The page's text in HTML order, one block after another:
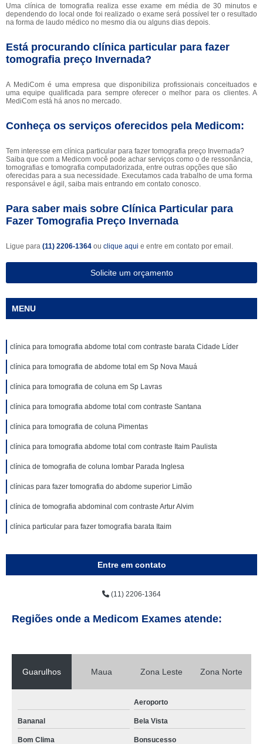
Uma clínica de tomografia realiza esse exame em média de 30 minutos e
dependendo do local onde foi realizado o exame será possível ter o resultado
na forma de laudo médico no mesmo dia ou alguns dias depois.
Está procurando clínica particular para fazer
tomografia preço Invernada?
A MediCom é uma empresa que disponibiliza profissionais conceituados e
uma equipe qualificada para sempre oferecer o melhor para os clientes. A
MediCom está há anos no mercado.
Conheça os serviços oferecidos pela Medicom:
Tem interesse em clínica particular para fazer tomografia preço Invernada?
Saiba que com a Medicom você pode achar serviços como o de ressonância,
tomografias e tomografia computadorizada, entre outras opções que são
oferecidas para a sua necessidade. Executamos cada trabalho de uma forma
responsável e ágil, saiba mais entrando em contato conosco.
Para saber mais sobre Clínica Particular para
Fazer Tomografia Preço Invernada
Ligue para (11) 2206-1364 ou clique aqui e entre em contato por email.
Solicite um orçamento
MENU
clínica para tomografia abdome total com contraste barata Cidade Líder
clínica para tomografia de abdome total em Sp Nova Mauá
clínica para tomografia de coluna em Sp Lavras
clínica para tomografia abdome total com contraste Santana
clínica para tomografia de coluna Pimentas
clínica para tomografia abdome total com contraste Itaim Paulista
clínica de tomografia de coluna lombar Parada Inglesa
clínicas para fazer tomografia do abdome superior Limão
clínica de tomografia abdominal com contraste Artur Alvim
clínica particular para fazer tomografia barata Itaim
Entre em contato
(11) 2206-1364
Regiões onde a Medicom Exames atende:
Guarulhos Maua Zona Leste Zona Norte
Aeroporto
Bananal Bela Vista
Bom Clima Bonsucesso